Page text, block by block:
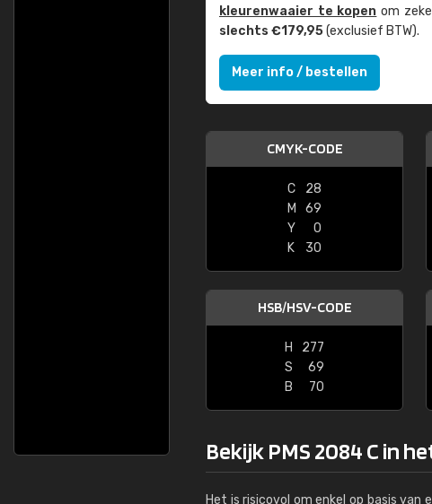
kleuren­waaier te kopen om
slechts €179,95(exclusief BTW).
Meer info / bestellen
CMYK-CODE
C
28
M
69
Y
0
K
30
HSB/HSV-CODE
H
277
S
69
B
70
Bekijk PMS 2084 C in
Het is risicovol om enkel op basis van